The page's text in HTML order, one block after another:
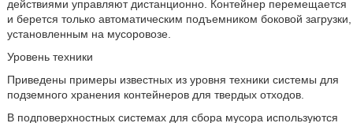
действиями управляют дистанционно. Контейнер перемещается
и берется только автоматическим подъемником боковой загрузки,
установленным на мусоровозе.
Уровень техники
Приведены примеры известных из уровня техники системы для
подземного хранения контейнеров для твердых отходов.
В подповерхностных системах для сбора мусора используются